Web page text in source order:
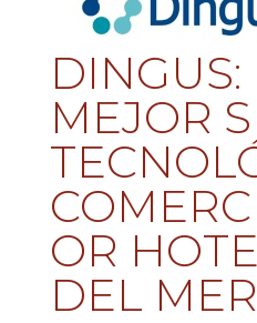
DINGUS:
MEJOR
OR
DEL